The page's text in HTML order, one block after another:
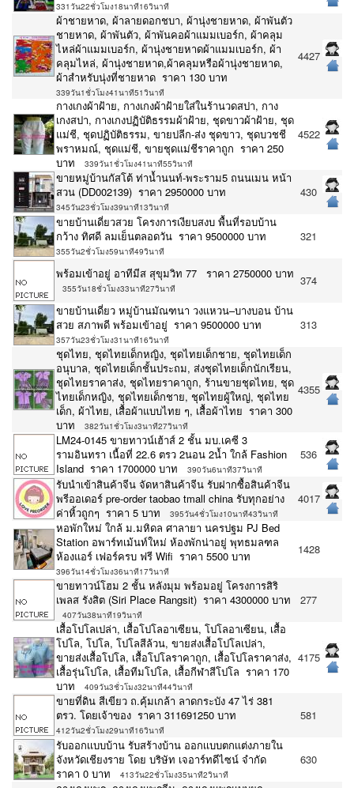
331วัน22ชั่วโมง18นาที16วินาที
ผ้าชายหาด, ผ้าลายดอกชบา, ผ้านุ่งชายหาด, ผ้าพันตัว
ชายหาด, ผ้าพันตัว, ผ้าพันคอผ้าแมมเบอร์ก, ผ้าคลุม
ไหล่ผ้าแมมเบอร์ก, ผ้านุ่งชายหาดผ้าแมมเบอร์ก, ผ้า
คลุมไหล่, ผ้านุ่งชายหาด,ผ้าคลุมหรือผ้านุ่งชายหาด,
ผ้าสำหรับนุ่งที่ชายหาด ราคา 130 บาท
339วัน1ชั่วโมง41นาที51วินาที
4427
กางเกงผ้าฝ้าย, กางเกงผ้าฝ้ายใส่ในร้านวดสปา, กาง
เกงสปา, กางเกงปฏิบัติธรรมผ้าฝ้าย, ชุดขาวผ้าฝ้าย, ชุด
แม่ชี, ชุดปฏิบัติธรรม, ขายปลีก-ส่ง ชุดขาว, ชุดบวชชี
พราหมณ์, ชุดแม่ชี, ขายชุดแม่ชีราคาถูก ราคา 250
บาท
339วัน1ชั่วโมง41นาที55วินาที
4522
ขายหมู่บ้านกัสโต้​ ท่าน้ำนนท์-พระราม5 ถนนเมน หน้า
สวน (DD002139) ราคา 2950000 บาท
345วัน23ชั่วโมง39นาที13วินาที
430
ขายบ้านเดี่ยวสวย โครงการเงียบสงบ พื้นที่รอบบ้าน
กว้าง ทิศดี ลมเย็นตลอดวัน ราคา 9500000 บาท
355วัน2ชั่วโมง59นาที49วินาที
321
พร้อมเข้าอยู่ อาทีมีส สุขุมวิท 77 ราคา 2750000 บาท
355วัน18ชั่วโมง33นาที27วินาที
374
ขายบ้านเดี่ยว หมู่บ้านมัณฑนา วงแหวน–บางบอน บ้าน
สวย สภาพดี พร้อมเข้าอยู่ ราคา 9500000 บาท
357วัน23ชั่วโมง31นาที16วินาที
313
ชุดไทย, ชุดไทยเด็กหญิง, ชุดไทยเด็กชาย, ชุดไทยเด็ก
อนุบาล, ชุดไทยเด็กชั้นประถม, ส่งชุดไทยเด็กนักเรียน,
ชุดไทยราคาส่ง, ชุดไทยราคาถูก, ร้านขายชุดไทย, ชุด
ไทยเด็กหญิง, ชุดไทยเด็กชาย, ชุดไทยผู้ใหญ่, ชุดไทย
เด็ก, ผ้าไทย, เสื้อผ้าแบบไทย ๆ, เสื้อผ้าไทย ราคา 300
บาท
382วัน1ชั่วโมง3นาที27วินาที
4355
LM24-0145 ขายทาวน์เฮ้าส์ 2 ชั้น มบ.เคซี 3
รามอินทรา เนื้อที่ 22.6 ตรว 2นอน 2น้ำ ใกล้ Fashion
Island ราคา 1700000 บาท
390วัน6นาที37วินาที
536
รับนำเข้าสินค้าจีน จัดหาสินค้าจีน รับฝากซื้อสินค้าจีน
พรีออเดอร์ pre-order taobao tmall china รับทุกอย่าง
ค่าหิ้วถูกๆ ราคา 5 บาท
395วัน4ชั่วโมง10นาที43วินาที
4017
หอพักใหม่ ใกล้ ม.มหิดล ศาลายา นครปฐม PJ Bed
Station อพาร์ทเม้นท์ใหม่ ห้องพักน่าอยู่ พุทธมลฑล
ห้องแอร์ เฟอร์ครบ ฟรี Wifi ราคา 5500 บาท
396วัน14ชั่วโมง36นาที17วินาที
1428
ขายทาวน์โฮม 2 ชั้น หลังมุม พร้อมอยู่ โครงการสิริ
เพลส รังสิต (Siri Place Rangsit) ราคา 4300000 บาท
407วัน38นาที19วินาที
277
เสื้อโปโลเปล่า, เสื้อโปโลอาเซียน, โปโลอาเซียน, เสื้อ
โปโล, โปโล, โปโลสีล้วน, ขายส่งเสื้อโปโลเปล่า,
ขายส่งเสื้อโปโล, เสื้อโปโลราคาถูก, เสื้อโปโลราคาส่ง,
เสื้อรุ่นโปโล, เสื้อทีมโปโล, เสื้อกีฬาสีโปโล ราคา 170
บาท
409วัน3ชั่วโมง32นาที44วินาที
4175
ขายที่ดิน สีเขียว ถ.คุ้มเกล้า ลาดกระบัง 47 ไร่ 381
ตรว. โดยเจ้าของ ราคา 311691250 บาท
412วัน2ชั่วโมง29นาที16วินาที
581
รับออกเเบบบ้าน รับสร้างบ้าน ออกเเบบตกเเต่งภายใน
จังหวัดเชียงราย โดย บริษัท เจอาร์ทดีไซน์ จำกัด
ราคา 0 บาท
413วัน22ชั่วโมง35นาที2วินาที
630